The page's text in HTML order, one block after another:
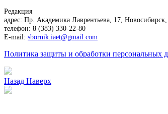
Редакция
адрес: Пр. Академика Лаврентьева, 17,
телефон: 8 (383) 330-22-80
E-mail: sbornik.iaet@gmail.com
Политика защиты и обработки персональных
Назад Наверх